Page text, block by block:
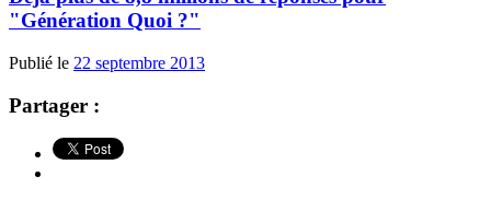
"Génération Quoi ?"
Publié le 22 septembre 2013
Partager :